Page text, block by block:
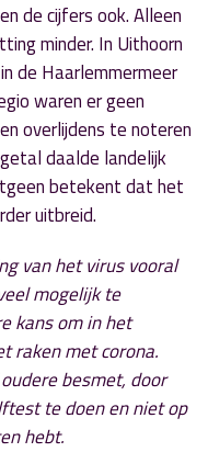
de cijfers ook. Alleen
minder. In Uithoorn
de Haarlemmermeer
waren er geen
overlijdens te noteren
daalde landelijk
betekent dat het
uitbreid.
van het virus vooral
mogelijk te
kans om in het
raken met corona.
besmet, door
te doen en niet op
hebt.